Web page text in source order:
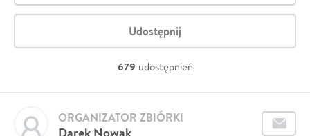
Udostępnij
679 udostępnień
ORGANIZATOR ZBIÓRKI